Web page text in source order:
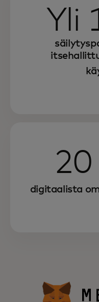
Yli
20
digitaalista